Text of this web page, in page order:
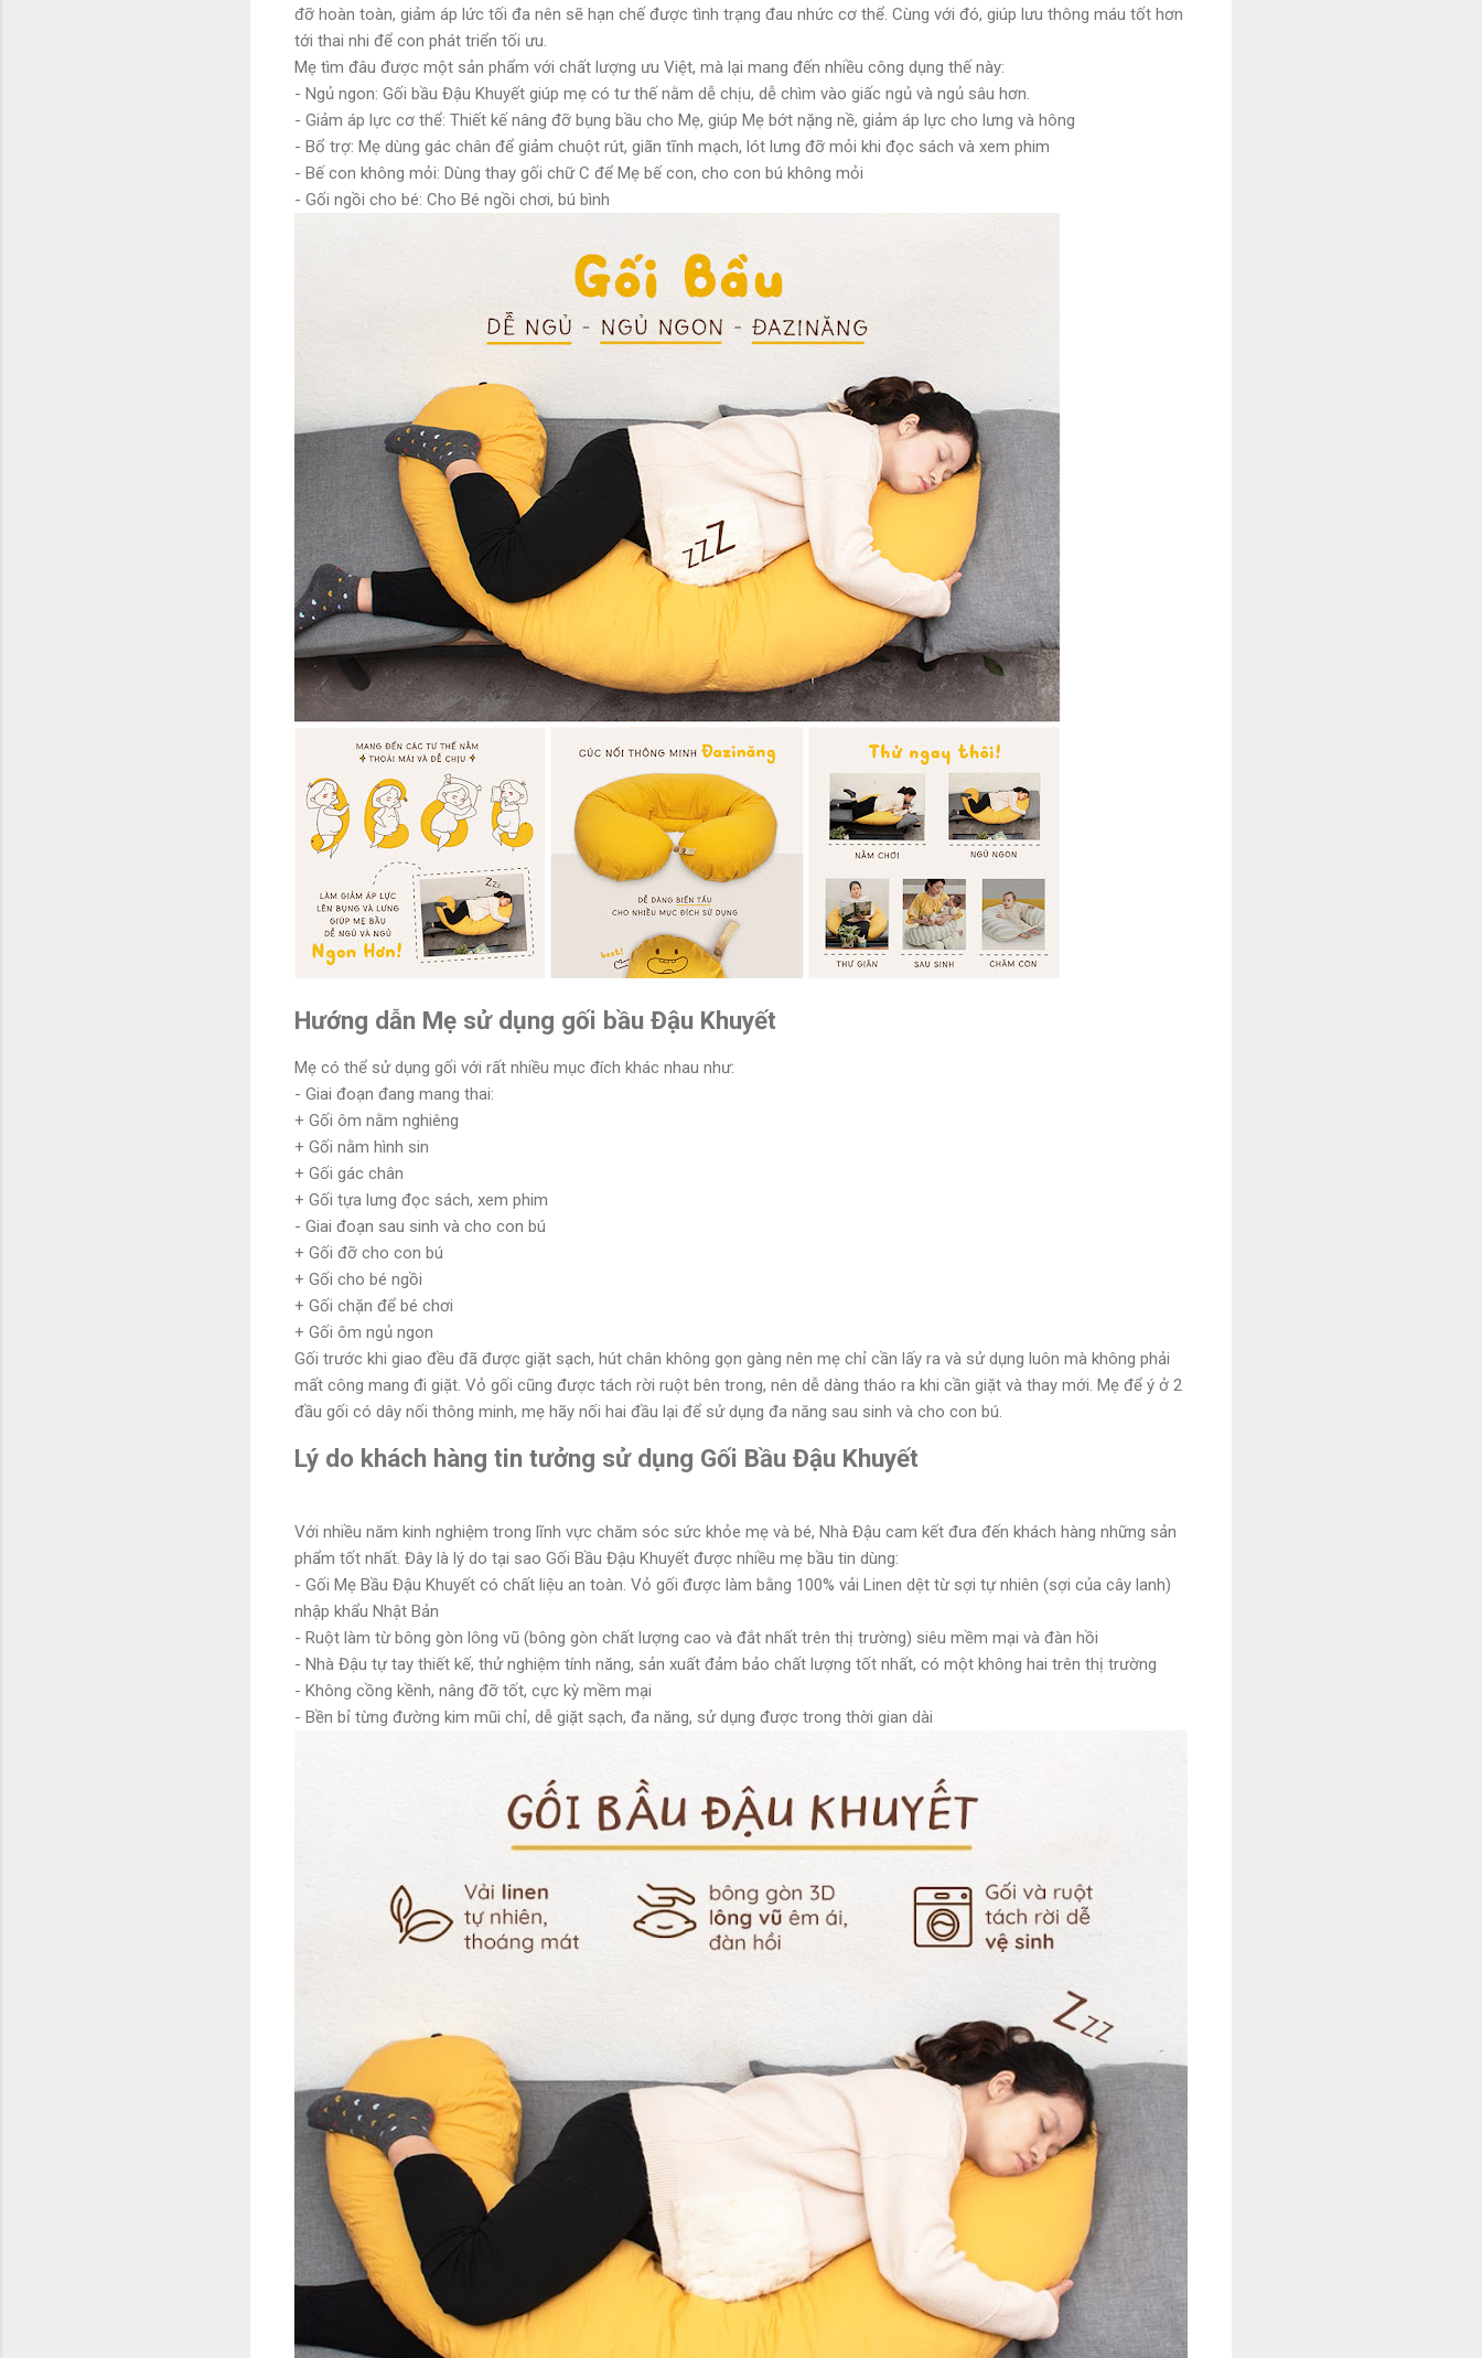
đỡ hoàn toàn, giảm áp lức tối đa nên sẽ hạn chế được tình trạng đau nhức cơ thể. Cùng với đó, giúp lưu thông máu tốt hơn
tới thai nhi để con phát triển tối ưu.
Mẹ tìm đâu được một sản phẩm với chất lượng ưu Việt, mà lại mang đến nhiều công dụng thế này:
- Ngủ ngon: Gối bầu Đậu Khuyết giúp mẹ có tư thế nằm dễ chịu, dễ chìm vào giấc ngủ và ngủ sâu hơn.
- Giảm áp lực cơ thể: Thiết kế nâng đỡ bụng bầu cho Mẹ, giúp Mẹ bớt nặng nề, giảm áp lực cho lưng và hông
- Bổ trợ: Mẹ dùng gác chân để giảm chuột rút, giãn tĩnh mạch, lót lưng đỡ mỏi khi đọc sách và xem phim
- Bế con không mỏi: Dùng thay gối chữ C để Mẹ bế con, cho con bú không mỏi
- Gối ngồi cho bé: Cho Bé ngồi chơi, bú bình
Hướng dẫn Mẹ sử dụng gối bầu Đậu Khuyết
Mẹ có thể sử dụng gối với rất nhiều mục đích khác nhau như:
- Giai đoạn đang mang thai:
+ Gối ôm nằm nghiêng
+ Gối nằm hình sin
+ Gối gác chân
+ Gối tựa lưng đọc sách, xem phim
- Giai đoạn sau sinh và cho con bú
+ Gối đỡ cho con bú
+ Gối cho bé ngồi
+ Gối chặn để bé chơi
+ Gối ôm ngủ ngon
Gối trước khi giao đều đã được giặt sạch, hút chân không gọn gàng nên mẹ chỉ cần lấy ra và sử dụng luôn mà không phải
mất công mang đi giặt. Vỏ gối cũng được tách rời ruột bên trong, nên dễ dàng tháo ra khi cần giặt và thay mới. Mẹ để ý ở 2
đầu gối có dây nối thông minh, mẹ hãy nối hai đầu lại để sử dụng đa năng sau sinh và cho con bú.
Lý do khách hàng tin tưởng sử dụng Gối Bầu Đậu Khuyết
Với nhiều năm kinh nghiệm trong lĩnh vực chăm sóc sức khỏe mẹ và bé, Nhà Đậu cam kết đưa đến khách hàng những sản
phẩm tốt nhất. Đây là lý do tại sao Gối Bầu Đậu Khuyết được nhiều mẹ bầu tin dùng:
- Gối Mẹ Bầu Đậu Khuyết có chất liệu an toàn. Vỏ gối được làm bằng 100% vải Linen dệt từ sợi tự nhiên (sợi của cây lanh)
nhập khẩu Nhật Bản
- Ruột làm từ bông gòn lông vũ (bông gòn chất lượng cao và đắt nhất trên thị trường) siêu mềm mại và đàn hồi
- Nhà Đậu tự tay thiết kế, thử nghiệm tính năng, sản xuất đảm bảo chất lượng tốt nhất, có một không hai trên thị trường
- Không cồng kềnh, nâng đỡ tốt, cực kỳ mềm mại
- Bền bỉ từng đường kim mũi chỉ, dễ giặt sạch, đa năng, sử dụng được trong thời gian dài